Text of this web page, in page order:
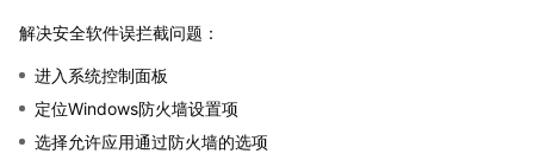
解决安全软件误拦截问题：
进入系统控制面板
定位Windows防火墙设置项
选择允许应用通过防火墙的选项